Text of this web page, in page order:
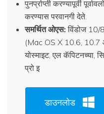
पुनर्प्राप्ती करण्यापूर्वी
करण्यास परवानगी देते.
समर्थित ओएस: विंडोज 10/
(Mac OS X 10.6,
योस्माइट, एल कॅपिटनच्या,
प्रो इ
डाउनलोड